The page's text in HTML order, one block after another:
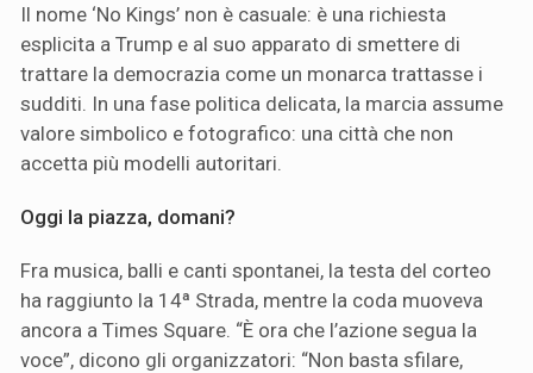
Il nome ‘No Kings’ non è casuale: è una richiesta
esplicita a Trump e al suo apparato di smettere di
trattare la democrazia come un monarca trattasse i
sudditi. In una fase politica delicata, la marcia assume
valore simbolico e fotografico: una città che non
accetta più modelli autoritari.
Oggi la piazza, domani?
Fra musica, balli e canti spontanei, la testa del corteo
ha raggiunto la 14ª Strada, mentre la coda muoveva
ancora a Times Square. “È ora che l’azione segua la
voce”, dicono gli organizzatori: “Non basta sfilare,